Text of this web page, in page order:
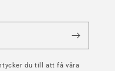
du till att få våra